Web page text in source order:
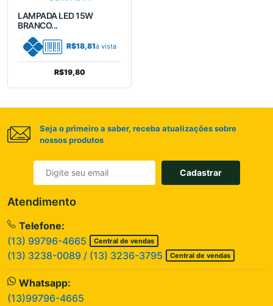
LAMPADA LED 15W
BRANCO...
R$18,81à vista
R$19,80
Seja o primeiro a saber, receba atualizações sobre
nossos produtos
Cadastrar
Atendimento
Telefone:
(13) 99796-4665
Central de vendas
(13) 3238-0089 / (13) 3236-3795 Central de vendas
Whatsapp:
(13)99796-4665